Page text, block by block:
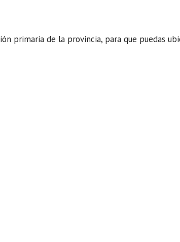
primaria de la provincia, para que puedas